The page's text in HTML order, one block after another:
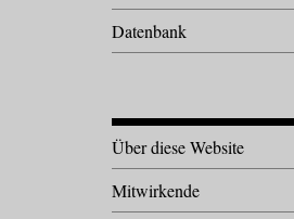
Datenbank
Über diese Website
Mitwirkende